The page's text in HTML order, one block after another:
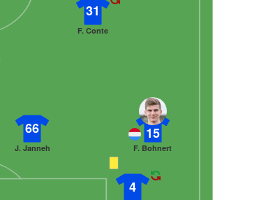
4
66
J. Janneh
15
F. Bohnert
31
F. Conte